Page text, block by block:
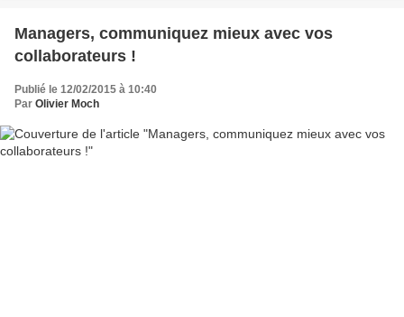
Managers, communiquez mieux avec vos
collaborateurs !
Publié le 12/02/2015 à 10:40
Par Olivier Moch